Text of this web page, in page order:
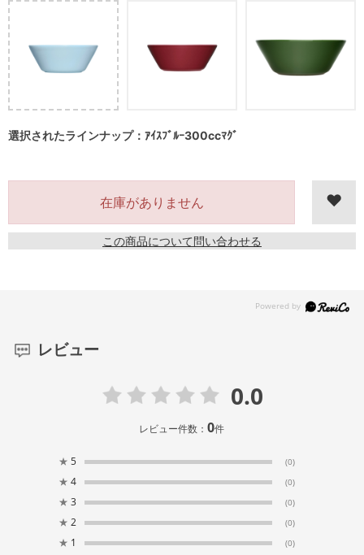
選択されたラインナップ：ｱｲｽﾌﾞﾙｰ300ccﾏｸﾞ
在庫がありません
この商品について問い合わせる
レビュー
0.0
レビュー件数：0件
★ 5 (0)
★ 4 (0)
★ 3 (0)
★ 2 (0)
★ 1 (0)